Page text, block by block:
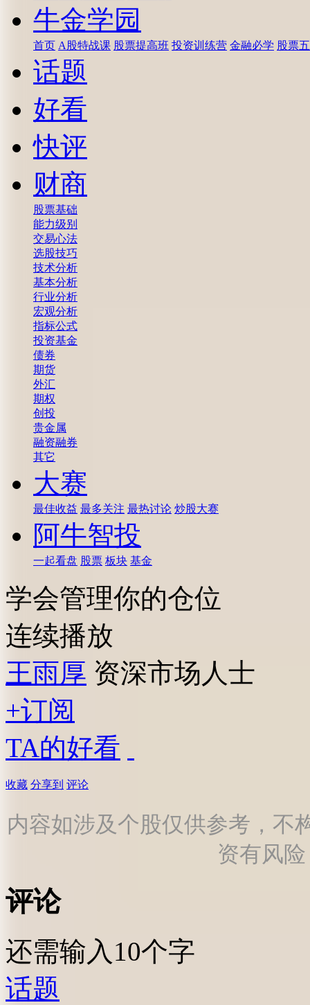
牛金学园
首页 A股特战课 股票提高班 投资训练营 金融必学 股票
话题
好看
快评
财商
股票基础
能力级别
交易心法
选股技巧
技术分析
基本分析
行业分析
宏观分析
指标公式
投资基金
债券
期货
外汇
期权
创投
贵金属
融资融券
其它
大赛
最佳收益 最多关注 最热讨论 炒股大赛
阿牛智投
一起看盘 股票 板块 基金
学会管理你的仓位
连续播放
王雨厚 资深市场人士
+订阅
TA的好看
收藏 分享到 评论
内容如涉及个股仅供参考，不
资有风
评论
还需输入10个字
话题